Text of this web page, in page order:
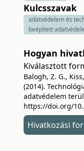
Kulcsszavak
adatvédelem és
beépített
Hogyan
Kiválasztott
Balogh, Z. G.,
(2014).
adatvédelem
https://doi.org/
Hivatkozási